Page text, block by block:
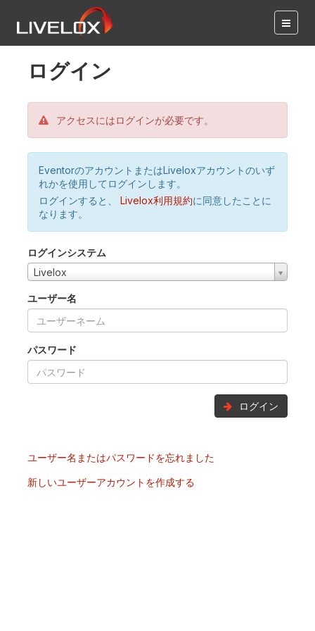
ログイン
アクセスにはログインが必要です。
EventorのアカウントまたはLiveloxアカウントのいず
れかを使用してログインします。
ログインすると、
Livelox利用規約に同意したことに
なります。
ログインシステム
Livelox
ユーザー名
パスワード
ログイン
ユーザー名またはパスワードを忘れました
新しいユーザーアカウントを作成する